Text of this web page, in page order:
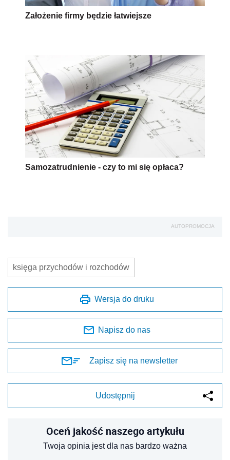
Założenie firmy będzie łatwiejsze
Samozatrudnienie - czy to mi się opłaca?
AUTOPROMOCJA
księga przychodów i rozchodów
Wersja do druku
Napisz do nas
Zapisz się na newsletter
Udostępnij
Oceń jakość naszego artykułu
Twoja opinia jest dla nas bardzo ważna